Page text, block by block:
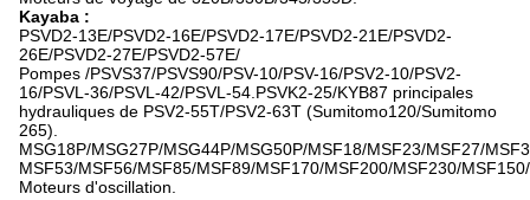
Kayaba :
PSVD2-13E/PSVD2-16E/PSVD2-17E/PSVD2-21E/PSVD2-
26E/PSVD2-27E/PSVD2-57E/
Pompes /PSVS37/PSVS90/PSV-10/PSV-16/PSV2-10/PSV2-
16/PSVL-36/PSVL-42/PSVL-54.PSVK2-25/KYB87 principales
hydrauliques de PSV2-55T/PSV2-63T (Sumitomo120/Sumitomo
265).
MSG18P/MSG27P/MSG44P/MSG50P/MSF18/MSF23/MSF27/
MSF53/MSF56/MSF85/MSF89/MSF170/MSF200/MSF230/
Moteurs d'oscillation.